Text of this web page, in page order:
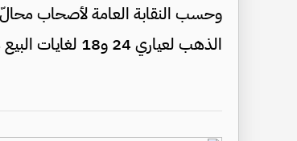
وحسب النقابة العامة لأصحاب محالّ
الذهب لعياري 24 و18 لغايات البيع من محالّ الصاغة 110 و85 دينارا على الترتيب.